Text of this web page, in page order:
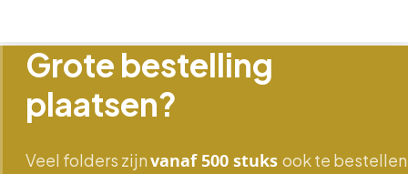
Grote bestelling
plaatsen?
Veel folders zijnvanaf 500 stuks ook te bestellen